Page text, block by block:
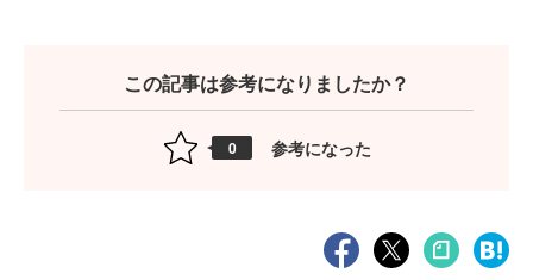
この記事は参考になりましたか？
0 参考になった